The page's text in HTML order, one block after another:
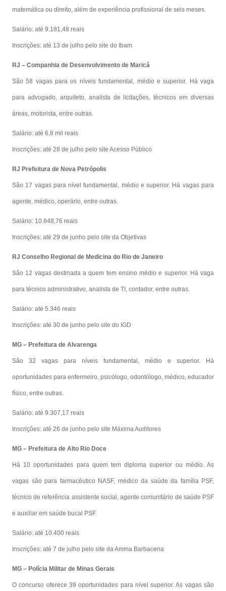
matemática ou direito, além de experiência profissional de seis meses.
Salário: até 9.181,48 reais
Inscrições: até 13 de julho pelo site do Ibam
RJ – Companhia de Desenvolvimento de Maricá
São 58 vagas para os níveis fundamental, médio e superior. Há vaga
para advogado, arquiteto, analista de licitações, técnicos em diversas
áreas, motorista, entre outras.
Salário: até 6,8 mil reais
Inscrições: até 28 de julho pelo site Acesso Público
RJ Prefeitura de Nova Petrópolis
São 17 vagas para nível fundamental, médio e superior. Há vagas para
agente, médico, operário, entre outras.
Salário: 10.848,76 reais
Inscrições: até 29 de junho pelo site da Objetivas
RJ Conselho Regional de Medicina do Rio de Janeiro
São 12 vagas destinada a quem tem ensino médio e superior. Há vaga
para técnico administrativo, analista de TI, contador, entre outras.
Salário: até 5.346 reais
Inscrições: até 30 de junho pelo site do IGD
MG – Prefeitura de Alvarenga
São 32 vagas para níveis fundamental, médio e superior. Há
oportunidades para enfermeiro, psicólogo, odontólogo, médico, educador
físico, entre outras.
Salário: até 9.307,17 reais
Inscrições: até 26 de junho pelo site Máxima Auditores
MG – Prefeitura de Alto Rio Doce
Há 10 oportunidades para quem tem diploma superior ou médio. As
vagas são para farmacêutico NASF, médico da saúde da família PSF,
técnico de referência assistente social, agente comunitário de saúde PSF
e auxiliar em saúde bucal PSF.
Salário: até 10.400 reais
Inscrições: até 7 de julho pelo site da Amma Barbacena
MG – Polícia Militar de Minas Gerais
O concurso oferece 39 oportunidades para nível superior. As vagas são